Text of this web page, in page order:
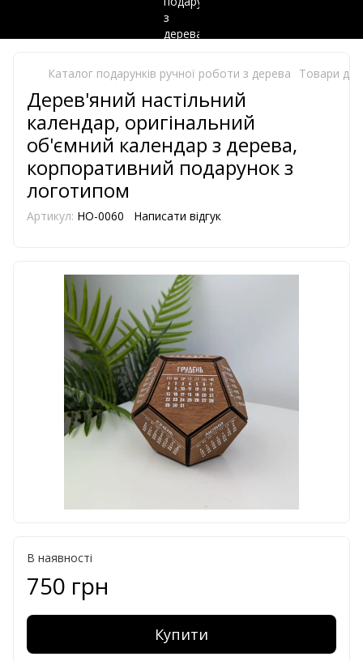
Каталог подарунків ручної роботи з дерева Товари
Дерев'яний настільний
календар, оригінальний
об'ємний календар з дерева,
корпоративний подарунок з
логотипом
Артикул: HO-0060 Написати відгук
В наявності
750 грн
Купити